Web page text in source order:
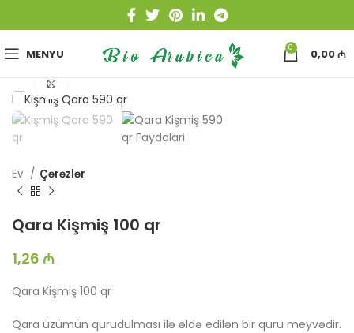
MENYU 0 0,00₼
Ev Çərəzlər
Qara Kişmiş 100 qr
1,26 ₼
Qara Kişmiş 100 qr
Qara üzümün qurudulması ilə əldə edilən bir quru meyvədir.